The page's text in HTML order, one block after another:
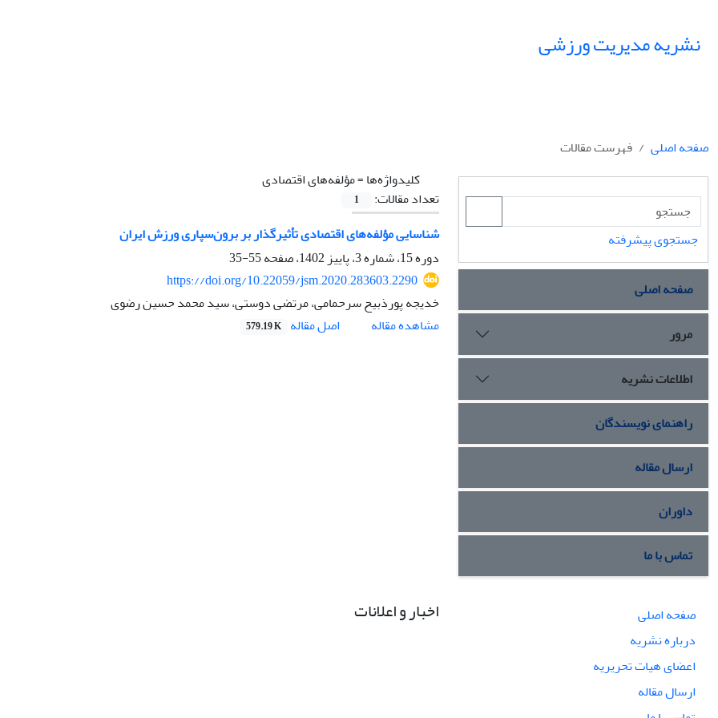
نشریه مدیریت ورزشی
صفحه اصلی
فهرست مقالات
کلیدواژه‌ها =مؤلفه‌های اقتصادی
تعداد مقالات:
1
شناسایی مؤلفه‌های اقتصادی تأثیرگذار بر برون‌سپاری ورزش ایران
دوره 15، شماره 3، پاییز 1402، صفحه
55-35
https://doi.org/10.22059/jsm.2020.283603.2290
خدیجه پورذبیح سرحمامی، مرتضی دوستی، سید محمد حسین رضوی
مشاهده مقاله
اصل مقاله 579.19 K
جستجوی پیشرفته
صفحه اصلی
مرور
اطلاعات نشریه
راهنمای نویسندگان
ارسال مقاله
داوران
تماس با ما
صفحه اصلی
درباره نشریه
اعضای هیات تحریریه
ارسال مقاله
اخبار و اعلانات